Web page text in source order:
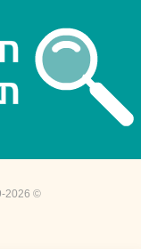
© 1999-2026 בריינפופ. כל הזכויות שמורות